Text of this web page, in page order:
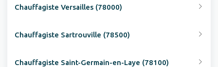
Chauffagiste Versailles (78000)
Chauffagiste Sartrouville (78500)
Chauffagiste Saint-Germain-en-Laye (78100)